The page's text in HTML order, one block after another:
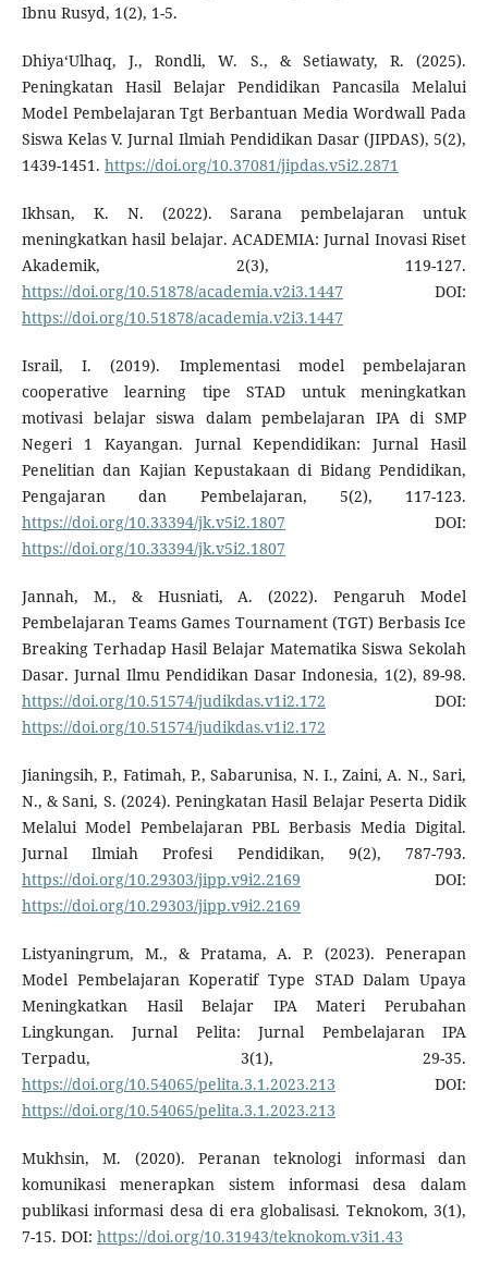
Ibnu Rusyd, 1(2), 1-5.
Dhiya‘Ulhaq, J., Rondli, W. S., & Setiawaty, R. (2025).
Peningkatan Hasil Belajar Pendidikan Pancasila Melalui
Model Pembelajaran Tgt Berbantuan Media Wordwall Pada
Siswa Kelas V. Jurnal Ilmiah Pendidikan Dasar (JIPDAS), 5(2),
1439-1451. https://doi.org/10.37081/jipdas.v5i2.2871
Ikhsan, K. N. (2022). Sarana pembelajaran untuk
meningkatkan hasil belajar. ACADEMIA: Jurnal Inovasi Riset
Akademik, 2(3), 119-127.
https://doi.org/10.51878/academia.v2i3.1447 DOI:
https://doi.org/10.51878/academia.v2i3.1447
Israil, I. (2019). Implementasi model pembelajaran
cooperative learning tipe STAD untuk meningkatkan
motivasi belajar siswa dalam pembelajaran IPA di SMP
Negeri 1 Kayangan. Jurnal Kependidikan: Jurnal Hasil
Penelitian dan Kajian Kepustakaan di Bidang Pendidikan,
Pengajaran dan Pembelajaran, 5(2), 117-123.
https://doi.org/10.33394/jk.v5i2.1807 DOI:
https://doi.org/10.33394/jk.v5i2.1807
Jannah, M., & Husniati, A. (2022). Pengaruh Model
Pembelajaran Teams Games Tournament (TGT) Berbasis Ice
Breaking Terhadap Hasil Belajar Matematika Siswa Sekolah
Dasar. Jurnal Ilmu Pendidikan Dasar Indonesia, 1(2), 89-98.
https://doi.org/10.51574/judikdas.v1i2.172 DOI:
https://doi.org/10.51574/judikdas.v1i2.172
Jianingsih, P., Fatimah, P., Sabarunisa, N. I., Zaini, A. N., Sari,
N., & Sani, S. (2024). Peningkatan Hasil Belajar Peserta Didik
Melalui Model Pembelajaran PBL Berbasis Media Digital.
Jurnal Ilmiah Profesi Pendidikan, 9(2), 787-793.
https://doi.org/10.29303/jipp.v9i2.2169 DOI:
https://doi.org/10.29303/jipp.v9i2.2169
Listyaningrum, M., & Pratama, A. P. (2023). Penerapan
Model Pembelajaran Koperatif Type STAD Dalam Upaya
Meningkatkan Hasil Belajar IPA Materi Perubahan
Lingkungan. Jurnal Pelita: Jurnal Pembelajaran IPA
Terpadu, 3(1), 29-35.
https://doi.org/10.54065/pelita.3.1.2023.213 DOI:
https://doi.org/10.54065/pelita.3.1.2023.213
Mukhsin, M. (2020). Peranan teknologi informasi dan
komunikasi menerapkan sistem informasi desa dalam
publikasi informasi desa di era globalisasi. Teknokom, 3(1),
7-15. DOI: https://doi.org/10.31943/teknokom.v3i1.43